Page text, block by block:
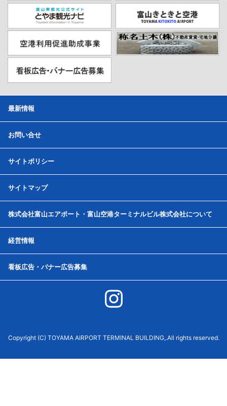
最新情報
お問い合せ
サイトポリシー
サイトマップ
株式会社富山エアポート・富山空港ターミナルビル株式会社について
経営情報
看板広告・バナー広告募集
Copyright (C) TOYAMA AIRPORT TERMINAL BUILDING,.All rights reserved.